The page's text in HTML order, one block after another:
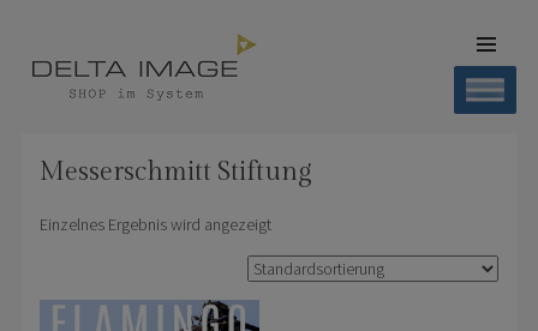
CONTENT
Messerschmitt Stiftung
Einzelnes Ergebnis wird angezeigt